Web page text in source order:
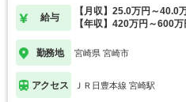
給与
【月収】25.0万円～40.0
【年収】420万円～600
勤務地 宮崎県 宮崎市
アクセス ＪＲ日豊本線 宮崎駅